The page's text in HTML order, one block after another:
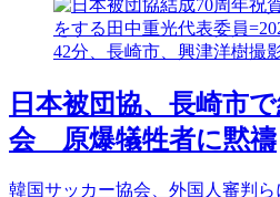
日本被団協、長崎市
会 原爆犠牲者に黙禱
韓国サッカー協会、外国人審判